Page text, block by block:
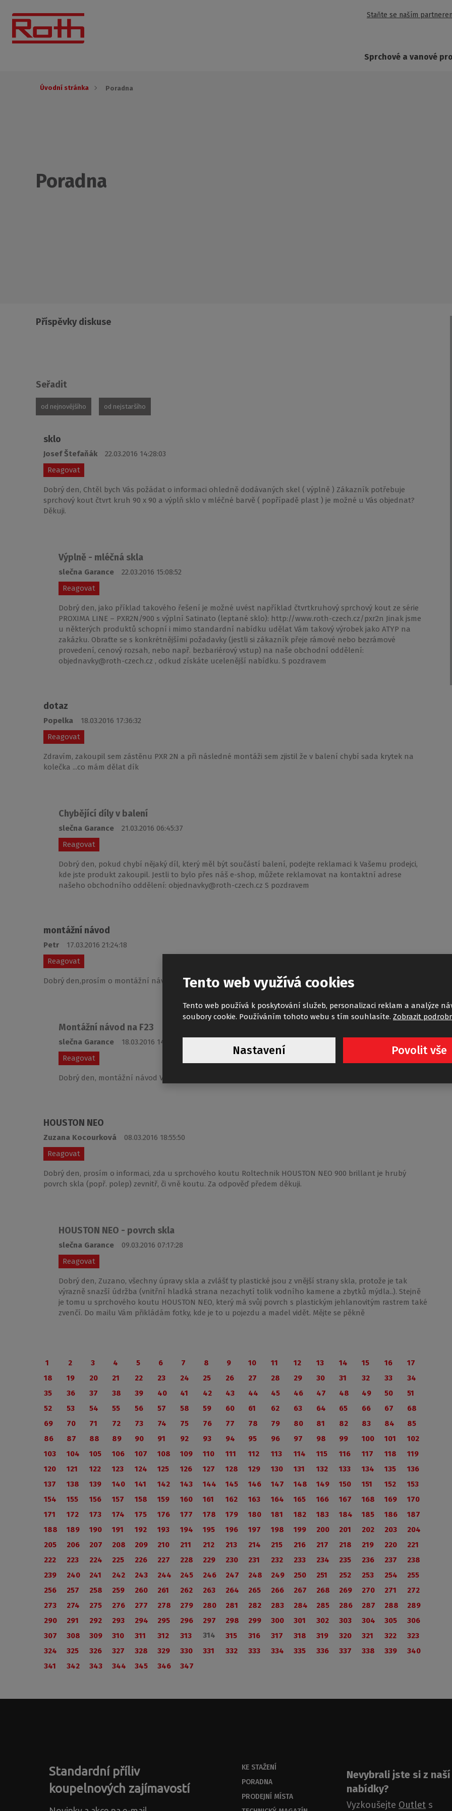
Staňte se naším
Sprchové a vanové
Úvodní stránka Poradna
Poradna
Příspěvky diskuse
Seřadit
od nejnovějšího od nejstaršího
sklo
Josef Štefaňák
22.03.2016 14:28:03
Reagovat
Dobrý den, Chtěl bych Vás požádat o informaci ohledně dodávaných skel ( výplně ) Zákazník potřebuje
sprchový kout čtvrt kruh 90 x 90 a výplň sklo v mléčné barvě ( popřípadě plast ) je možné u Vás objednat?
Děkuji.
Výplně - mléčná skla
slečna Garance
22.03.2016 15:08:52
Reagovat
Dobrý den, jako příklad takového řešení je možné uvést například čtvrtkruhový sprchový kout ze série
PROXIMA LINE – PXR2N/900 s výplní Satinato (leptané sklo): http://www.roth-czech.cz/pxr2n Jinak jsme
u některých produktů schopní i mimo standardní nabídku udělat Vám takový výrobek jako ATYP na
zakázku. Obraťte se s konkrétnějšími požadavky (jestli si zákazník přeje rámové nebo bezrámové
provedení, cenový rozsah, nebo např. bezbariérový vstup) na naše obchodní oddělení:
objednavky@roth-czech.cz , odkud získáte ucelenější nabídku. S pozdravem
dotaz
Popelka
18.03.2016 17:36:32
Reagovat
Zdravím, zakoupil sem zástěnu PXR 2N a při následné montáži sem zjistil že v balení chybí sada krytek na
kolečka ...co mám dělat dík
Chybějící díly v balení
slečna Garance
21.03.2016 06:45:37
Reagovat
Dobrý den, pokud chybí nějaký díl, který měl být součástí balení, podejte reklamaci k Vašemu prodejci,
kde jste produkt zakoupil. Jestli to bylo přes náš e-shop, můžete reklamovat na kontaktní adrese
našeho obchodního oddělení: objednavky@roth-czech.cz S pozdravem
montážní návod
Petr
17.03.2016 21:24:18
Reagovat
Dobrý den,prosím o montážní návod na sprchový kout F 23-800x800 WHITE PROFILE/PRIN. Děkuji
Montážní návod na F23
slečna Garance
18.03.2016 14:43:47
Reagovat
Dobrý den, montážní návod Vám byl odeslán mailem v příloze. Mějte se hezky
HOUSTON NEO
Zuzana Kocourková
08.03.2016 18:55:50
Reagovat
Dobrý den, prosím o informaci, zda u sprchového koutu Roltechnik HOUSTON NEO 900 brillant je hrubý
povrch skla (popř. polep) zevnitř, či vně koutu. Za odpověď předem děkuji.
HOUSTON NEO - povrch skla
slečna Garance
09.03.2016 07:17:28
Reagovat
Dobrý den, Zuzano, všechny úpravy skla a zvlášť ty plastické jsou z vnější strany skla, protože je tak
výrazně snazší údržba (vnitřní hladká strana nezachytí tolik vodního kamene a zbytků mýdla..). Stejně
je tomu u sprchového koutu HOUSTON NEO, který má svůj povrch s plastickým jehlanovitým rastrem také
zvenčí. Do mailu Vám přikládám fotky, kde je to u pojezdu a madel vidět. Mějte se pěkně
1 2 3 4 5 6 7 8 9 10 11 12 13 14 15 16
17
18
19 20 21 22 23 24 25 26 27 28 29 30 31 32 33
34
35
36 37 38 39 40 41 42 43 44 45 46 47 48 49 50
51
52
53 54 55 56 57 58 59 60 61 62 63 64 65 66 67
68
69
70 71 72 73 74 75 76 77 78 79 80 81 82 83 84
85
86
87 88 89 90 91 92 93 94 95 96 97 98 99 100 101
102
103
104 105 106 107 108 109 110 111 112 113 114 115 116 117 118
119
120
121 122 123 124 125 126 127 128 129 130 131 132 133 134 135
136
137
138 139 140 141 142 143 144 145 146 147 148 149 150 151 152
153
154
155 156 157 158 159 160 161 162 163 164 165 166 167 168 169
170
171
172 173 174 175 176 177 178 179 180 181 182 183 184 185 186
187
188
189 190 191 192 193 194 195 196 197 198 199 200 201 202 203
204
205
206 207 208 209 210 211 212 213 214 215 216 217 218 219 220
221
222
223 224 225 226 227 228 229 230 231 232 233 234 235 236 237
238
239
240 241 242 243 244 245 246 247 248 249 250 251 252 253 254
255
256
257 258 259 260 261 262 263 264 265 266 267 268 269 270 271
272
273
274 275 276 277 278 279 280 281 282 283 284 285 286 287 288
289
290
291 292 293 294 295 296 297 298 299 300 301 302 303 304 305
306
307
308 309 310 311 312 313 314 315 316 317 318 319 320 321 322
323
324
325 326 327 328 329 330 331 332 333 334 335 336 337 338 339
340
341
342 343 344 345 346 347
Standardní příliv
koupelnových zajímavostí
KE STAŽENÍ
PORADNA
PRODEJNÍ MÍSTA
Nevybrali jste si z naší
nabídky?
Vyzkoušejte Outlet s
Tento web využívá cookies
Tento web používá k poskytování služeb, personalizaci reklam a analýze
soubory cookie. Používáním tohoto webu s tím souhlasíte. Zobrazit
Nastavení Povolit vše